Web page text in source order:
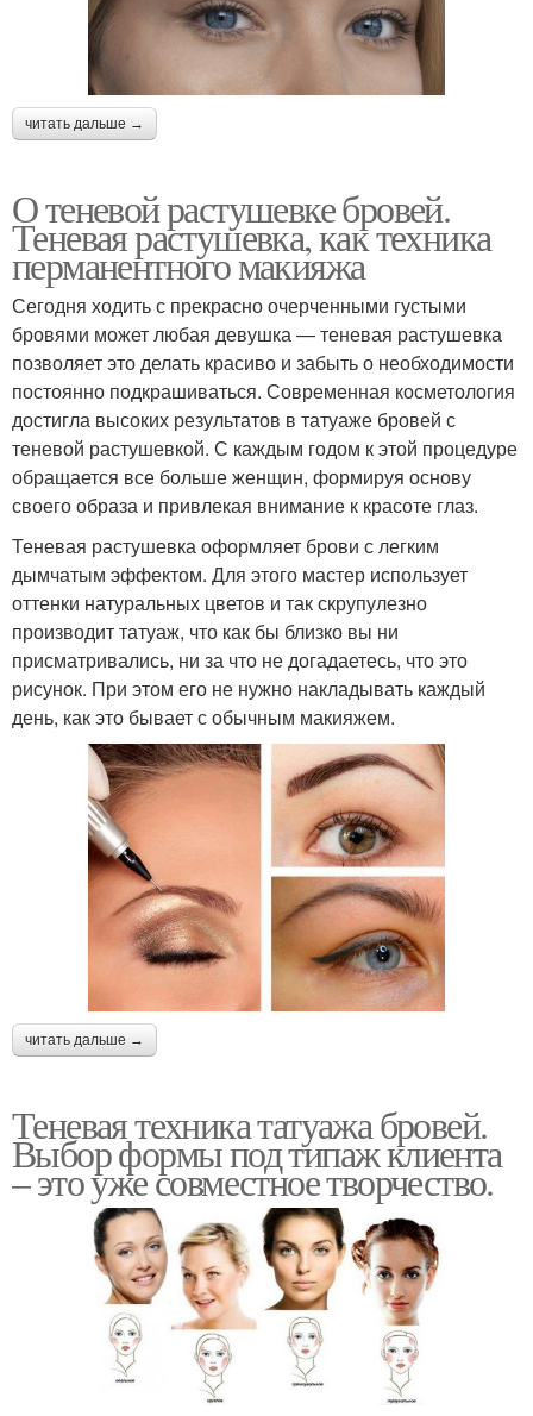
читать дальше →
О теневой растушевке бровей.
Теневая растушевка, как техника
перманентного макияжа
Сегодня ходить с прекрасно очерченными густыми
бровями может любая девушка — теневая растушевка
позволяет это делать красиво и забыть о необходимости
постоянно подкрашиваться. Современная косметология
достигла высоких результатов в татуаже бровей с
теневой растушевкой. С каждым годом к этой процедуре
обращается все больше женщин, формируя основу
своего образа и привлекая внимание к красоте глаз.
Теневая растушевка оформляет брови с легким
дымчатым эффектом. Для этого мастер использует
оттенки натуральных цветов и так скрупулезно
производит татуаж, что как бы близко вы ни
присматривались, ни за что не догадаетесь, что это
рисунок. При этом его не нужно накладывать каждый
день, как это бывает с обычным макияжем.
читать дальше →
Теневая техника татуажа бровей.
Выбор формы под типаж клиента
– это уже совместное творчество.